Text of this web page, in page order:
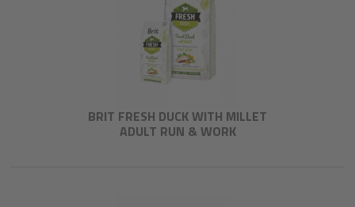
BRIT FRESH DUCK WITH MILLET
ADULT RUN & WORK